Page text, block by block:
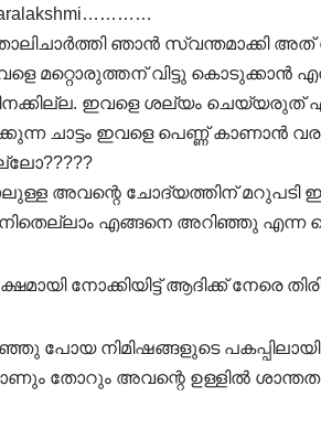
ഞാൻ സ്വന്തമാക്കി
മറ്റൊരുത്തന് വിട്ടു കൊടുക്കാൻ
ഇവളെ ശല്യം ചെയ്യരുത്
ചാട്ടം ഇവളെ പെണ്ണ് കാണാൻ
അവന്റെ ചോദ്യത്തിന് മറുപടി
എങ്ങനെ അറിഞ്ഞു എന്ന
നോക്കിയിട്ട് ആദിക്ക് നേരെ
പോയ നിമിഷങ്ങളുടെ
തോറും അവന്റെ ഉള്ളിൽ